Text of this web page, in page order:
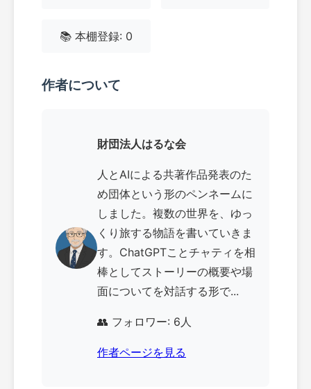
📚 本棚登録: 0
作者について
財団法人はるな会
人とAIによる共著作品発表のた
め団体という形のペンネームに
しました。複数の世界を、ゆっ
くり旅する物語を書いていきま
す。ChatGPTことチャティを相
棒としてストーリーの概要や場
面についてを対話する形で...
👥 フォロワー: 6人
作者ページを見る